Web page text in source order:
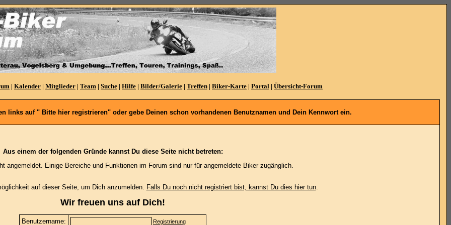
| Kalender | Mitglieder | Team | Suche | Hilfe | Bilder/Galerie | Treffen | Biker-Karte | Portal | Übersicht-Forum
links auf " Bitte hier registrieren" oder gebe Deinen schon vorhandenen Benutznamen und Dein Kennwort ein.
Aus einem der folgenden Gründe kannst Du diese Seite nicht betreten:
angemeldet. Einige Bereiche und Funktionen im Forum sind nur für angemeldete Biker zugänglich.
auf dieser Seite, um Dich anzumelden. Falls Du noch nicht registriert bist, kannst Du dies hier tun.
Wir freuen uns auf Dich!
Benutzername: Registrierung